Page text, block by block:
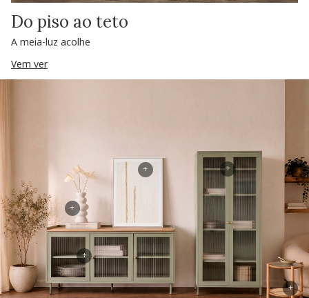
Do piso ao teto
A meia-luz acolhe
Vem ver
+
+
+
+
+